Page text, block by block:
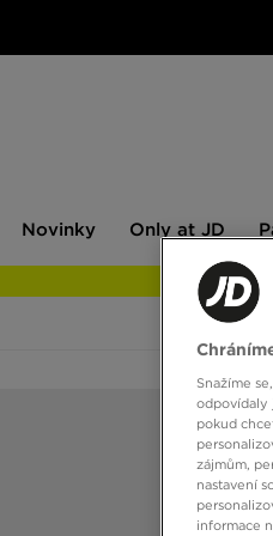
Novinky
JD
Only at JD
Snažíme
odpovídaly
pokud
zájmům,
nastavení
informace